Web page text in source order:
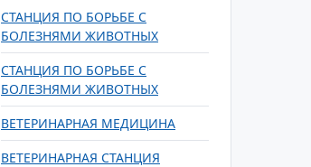
СТАНЦИЯ ПО БОРЬБЕ С
БОЛЕЗНЯМИ ЖИВОТНЫХ
СТАНЦИЯ ПО БОРЬБЕ С
БОЛЕЗНЯМИ ЖИВОТНЫХ
ВЕТЕРИНАРНАЯ МЕДИЦИНА
ВЕТЕРИНАРНАЯ СТАНЦИЯ